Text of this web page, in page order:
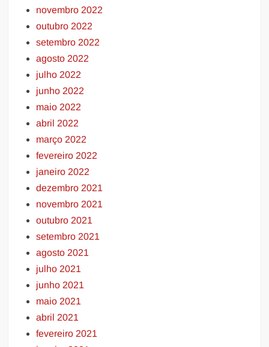
novembro 2022
outubro 2022
setembro 2022
agosto 2022
julho 2022
junho 2022
maio 2022
abril 2022
março 2022
fevereiro 2022
janeiro 2022
dezembro 2021
novembro 2021
outubro 2021
setembro 2021
agosto 2021
julho 2021
junho 2021
maio 2021
abril 2021
fevereiro 2021